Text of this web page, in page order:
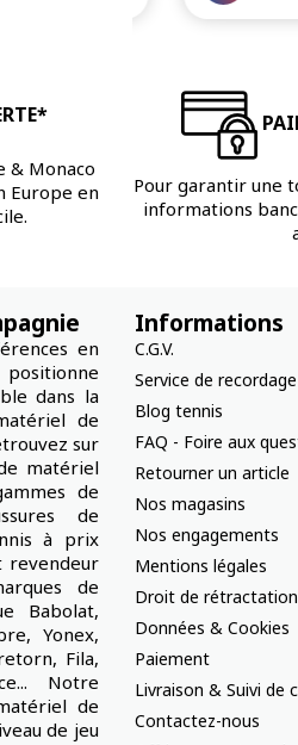
& Monaco
Europe en
Pour garantir une
informations
en
dans la
de
sur
matériel
de
de
à prix
revendeur
de
Babolat,
Yonex,
Fila,
Notre
de
de jeu
Informations
C.G.V.
Service de recordage
Blog tennis
FAQ - Foire aux
Retourner un article
Nos magasins
Nos engagements
Mentions légales
Droit de rétractation
Données & Cookies
Paiement
Livraison & Suivi de
Contactez-nous